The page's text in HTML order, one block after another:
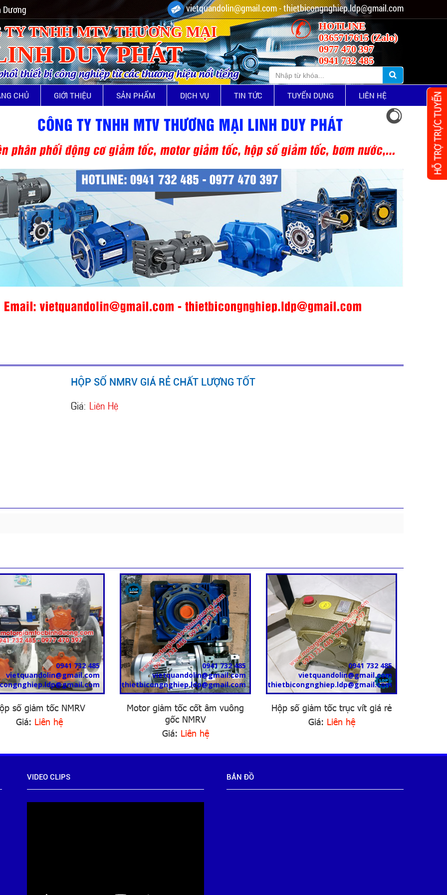
Dương vietquandolin@gmail.com - thietbicongnghiep.ldp@gmail.com
TY TNHH MTV THƯƠNG MẠI
DUY PHÁT
thiết bị công nghiệp từ các thương hiệu nổi tiếng
HOTLINE
0365717615 (Zalo)
0977 470 397
0941 732 485
CHỦ GIỚI THIỆU SẢN PHẨM DỊCH VỤ TIN TỨC TUYỂN DỤNG LIÊN HỆ
HỘP SỐ NMRV GIÁ RẺ CHẤT LƯỢNG TỐT
Giá: Liên Hệ
0941 732 485
vietquandolin@gmail.com
số giảm tốc NMRV
Giá: Liên hệ
0941 732 485
vietquandolin@gmail.com
thietbicongnghiep.ldp@gmail.com
Motor giảm tốc cốt âm vuông
gốc NMRV
Giá: Liên hệ
0941 732 485
vietquandolin@gmail.com
thietbicongnghiep.ldp@gmail.com
Hộp số giảm tốc trục vít giá rẻ
Giá: Liên hệ
VIDEO CLIPS BẢN ĐỒ